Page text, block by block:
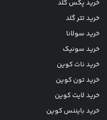
خرید پکس گلد
خرید تتر گلد
خرید سولانا
خرید سونیک
خرید نات کوین
خرید تون کوین
خرید لایت کوین
خرید بایننس کوین